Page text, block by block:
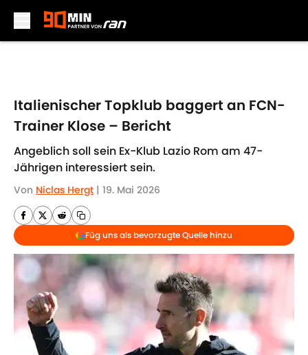
Italienischer Topklub baggert an FCN-
Trainer Klose – Bericht
Angeblich soll sein Ex-Klub Lazio Rom am 47-
Jährigen interessiert sein.
Von Niclas Hergt | 19. Mai 2026
Füg uns als bevorzugte Quelle hinzu